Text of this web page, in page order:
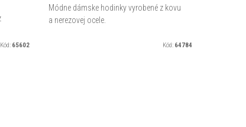
Kód: 65602
Módne dámske hodinky vyrobené z kovu
a nerezovej ocele.
Kód: 64784